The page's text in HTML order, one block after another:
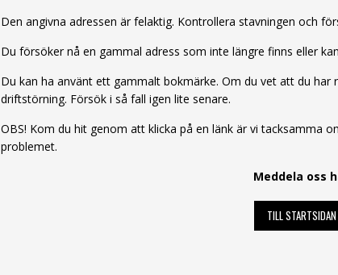
Den angivna adressen är felaktig. Kontrollera stavningen och
Du försöker nå en gammal adress som inte längre finns eller
Du kan ha använt ett gammalt bokmärke. Om du vet att du
driftstörning. Försök i så fall igen lite senare.
OBS! Kom du hit genom att klicka på en länk är vi tacksamma
problemet.
Meddela oss
TILL STARTSIDAN